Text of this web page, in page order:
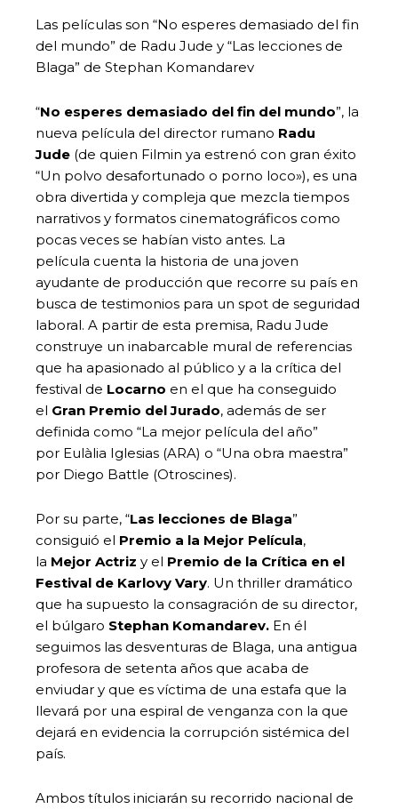
Las películas son “No esperes demasiado del fin
del mundo” de Radu Jude y “Las lecciones de
Blaga” de Stephan Komandarev
“No esperes demasiado del fin del mundo”, la
nueva película del director rumano Radu
Jude (de quien Filmin ya estrenó con gran éxito
“Un polvo desafortunado o porno loco»), es una
obra divertida y compleja que mezcla tiempos
narrativos y formatos cinematográficos como
pocas veces se habían visto antes. La
película cuenta la historia de una joven
ayudante de producción que recorre su país en
busca de testimonios para un spot de seguridad
laboral. A partir de esta premisa, Radu Jude
construye un inabarcable mural de referencias
que ha apasionado al público y a la crítica del
festival de Locarno en el que ha conseguido
el Gran Premio del Jurado, además de ser
definida como “La mejor película del año”
por Eulàlia Iglesias (ARA) o “Una obra maestra”
por Diego Battle (Otroscines).
Por su parte, “Las lecciones de Blaga”
consiguió el Premio a la Mejor Película,
la Mejor Actriz y el Premio de la Crítica en el
Festival de Karlovy Vary. Un thriller dramático
que ha supuesto la consagración de su director,
el búlgaro Stephan Komandarev. En él
seguimos las desventuras de Blaga, una antigua
profesora de setenta años que acaba de
enviudar y que es víctima de una estafa que la
llevará por una espiral de venganza con la que
dejará en evidencia la corrupción sistémica del
país.
Ambos títulos iniciarán su recorrido nacional de